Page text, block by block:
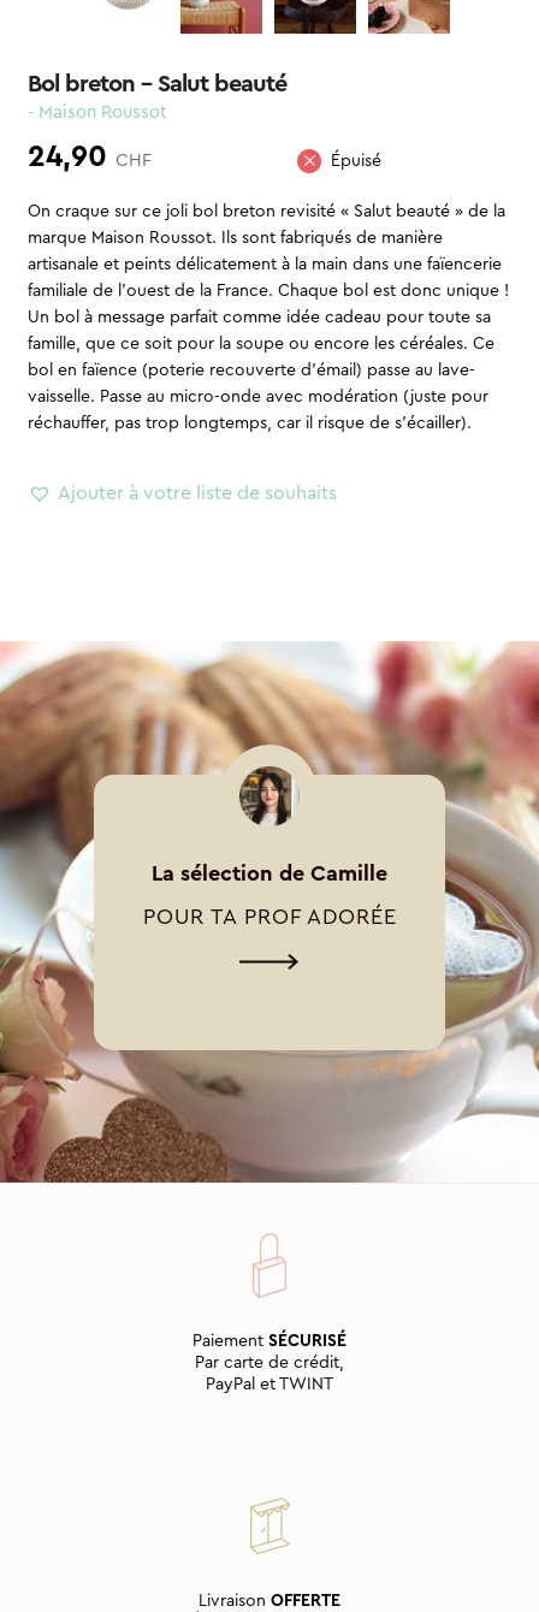
Bol breton – Salut beauté
- Maison Roussot
24,90 CHF Épuisé
On craque sur ce joli bol breton revisité « Salut beauté » de la
marque Maison Roussot. Ils sont fabriqués de manière
artisanale et peints délicatement à la main dans une faïencerie
familiale de l’ouest de la France. Chaque bol est donc unique !
Un bol à message parfait comme idée cadeau pour toute sa
famille, que ce soit pour la soupe ou encore les céréales. Ce
bol en faïence (poterie recouverte d’émail) passe au lave-
vaisselle. Passe au micro-onde avec modération (juste pour
réchauffer, pas trop longtemps, car il risque de s’écailler).
Ajouter à votre liste de souhaits
La sélection de Camille
POUR TA PROF ADORÉE
Paiement SÉCURISÉ
Par carte de crédit,
PayPal et TWINT
Livraison OFFERTE